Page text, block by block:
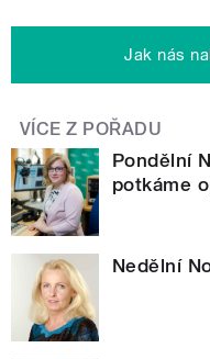
Jak nás
VÍCE Z POŘADU
Pondělní
potkáme
Nedělní